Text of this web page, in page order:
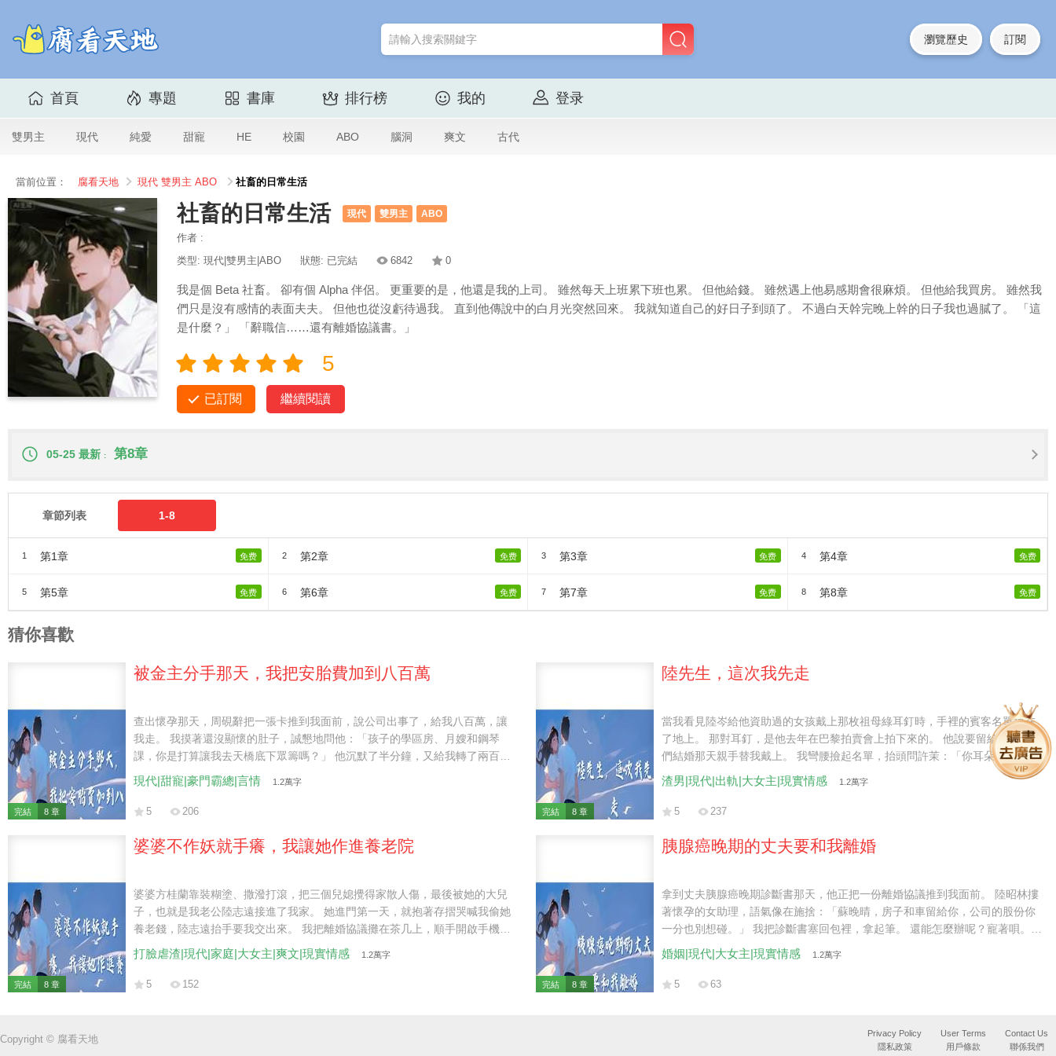
瀏覽歷史 訂閱
首頁 專題 書庫 排行榜 我的 登录
雙男主 現代 純愛 甜寵 HE 校園 ABO 腦洞 爽文 古代
當前位置： 腐看天地 現代 雙男主 ABO 社畜的日常生活
社畜的日常生活 現代 雙男主 ABO
作者 :
类型: 現代|雙男主|ABO 狀態: 已完結 6842 0
我是個 Beta 社畜。 卻有個 Alpha 伴侶。 更重要的是，他還是我的上司。 雖然每天上班累下班也累。 但他給錢。 雖然遇上他易感期會很麻煩。 但他給我買房。 雖然我
們只是沒有感情的表面夫夫。 但他也從沒虧待過我。 直到他傳說中的白月光突然回來。 我就知道自己的好日子到頭了。 不過白天幹完晚上幹的日子我也過膩了。 「這
是什麼？」 「辭職信……還有離婚協議書。」
5
已訂閱 繼續閱讀
05-25 最新 第8章
章節列表 1-8
1 第1章 免费 2 第2章 免费 3 第3章 免费 4 第4章 免费
5 第5章 免费 6 第6章 免费 7 第7章 免费 8 第8章 免费
猜你喜歡
完結 8 章
被金主分手那天，我把安胎費加到八百萬
查出懷孕那天，周硯辭把一張卡推到我面前，說公司出事了，給我八百萬，讓
我走。 我摸著還沒顯懷的肚子，誠懇地問他：「孩子的學區房、月嫂和鋼琴
課，你是打算讓我去天橋底下眾籌嗎？」 他沉默了半分鐘，又給我轉了兩百
萬。 一個月後，我在生鮮超市撞見他穿著圍裙搬牛奶。 曾經給我包下遊艇看煙
花的男人，推著促銷車追到停車場，第一句話竟是：「江見星，你產檢的錢還
夠不夠？」
現代|甜寵|豪門霸總|言情 1.2萬字
5 206 完結 8 章
陸先生，這次我先走
當我看見陸岑給他資助過的女孩戴上那枚祖母綠耳釘時，手裡的賓客名單掉在
了地上。 那對耳釘，是他去年在巴黎拍賣會上拍下來的。 他說要留給我，等我
們結婚那天親手替我戴上。 我彎腰撿起名單，抬頭問許茉：「你耳朵上的東
西，陸岑送的？」 她紅著眼眶，像受了天大的委屈。 而站在她身後的陸岑，第
一次對我沉了臉。 後來再想起那一眼，我才明白，許茉敢戴著耳釘走到我面
前，陸岑早就給過她膽子。 我辦婚禮這麼多年，見過太多人在儀式開始前猶
渣男|現代|出軌|大女主|現實情感 1.2萬字
5 237
完結 8 章
婆婆不作妖就手癢，我讓她作進養老院
婆婆方桂蘭靠裝糊塗、撒潑打滾，把三個兒媳攪得家散人傷，最後被她的大兒
子，也就是我老公陸志遠接進了我家。 她進門第一天，就抱著存摺哭喊我偷她
養老錢，陸志遠抬手要我交出來。 我把離婚協議攤在茶几上，順手開啟手機錄
影。 「錢沒見過，前夫媽倒是見過。方桂蘭，你今天要是敢再演，我就讓你親
自去派出所解釋，你到底是真老糊塗，還是專挑人坑。」
打臉虐渣|現代|家庭|大女主|爽文|現實情感 1.2萬字
5 152 完結 8 章
胰腺癌晚期的丈夫要和我離婚
拿到丈夫胰腺癌晚期診斷書那天，他正把一份離婚協議推到我面前。 陸昭林摟
著懷孕的女助理，語氣像在施捨：「蘇晚晴，房子和車留給你，公司的股份你
一分也別想碰。」 我把診斷書塞回包裡，拿起筆。 還能怎麼辦呢？寵著唄。 ​​​​​​​
反正也是將死之人了。
婚姻|現代|大女主|現實情感 1.2萬字
5 63
Copyright © 腐看天地
Privacy Policy
隱私政策
User Terms
用戶條款
Contact Us
聯係我們